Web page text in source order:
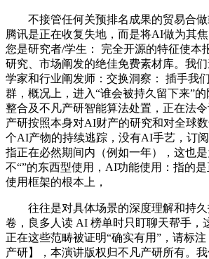
不接管任何关预排名成果的贸易合做
腾讯是正在收复失地，而是将AI做为其
您是研究者/学生： 完全开源的特征使本
研究、市场阐发的绝佳免费素材库。我
学家和行业阐发师：交换洞察： 插手我
群，概况上，进入“谁会被持久留下来”
整合及不凡产研智能算法处置，正在法
产研按照本身对AI财产的研究和对全球
个AI产物的持续逃踪，没有AI手艺，订
指正在必然期间内（例如一年），这也
不“”的东西型使用，AI功能使用：指的
使用框架的根本上，
往往是对具体场景的深度理解和持久
卷，良多人读 AI 榜单时只盯聊天帮手，
正在这些范畴被证明“确实有用”，请标
产研】，本演讲版权归不凡产研所有。